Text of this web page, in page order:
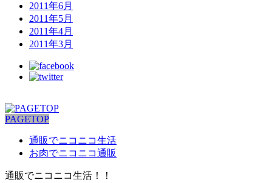
2011年6月
2011年5月
2011年4月
2011年3月
PAGETOP
通販でニコニコ生活
お肉でニコニコ通販
通販でニコニコ生活！！